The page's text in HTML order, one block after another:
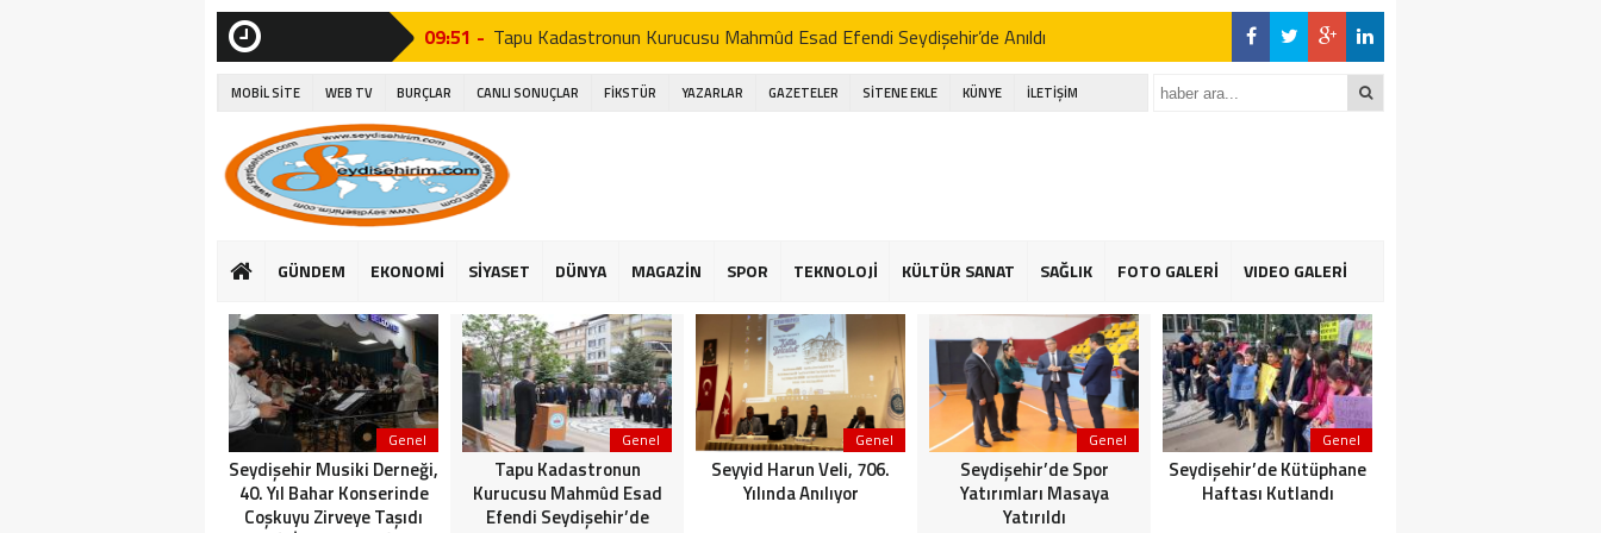
09:51 - Tapu Kadastronun Kurucusu Mahmûd Esad Efendi Seydişehir’de Anıldı
15:06 - Seyyid Harun Veli, 706. Yılında Anılıyor
15:27 -
14:26 - Seydişehir Belediye Başkanı Hasan Ustaoğlu, Gazetecilerle Buluştu
10:37 -
15:16 - Suğla gölünde Bereketli Balık sezonu: Avcılar da Kooperatif de Memnun
16:25 - Başkan Ustaoğlu gazetecilerle aynı sofrada buluştu
14:23 - Suğla Kapalı Havzası Bereketiyle Çiftçinin Yüzünü Güldürüyor
MOBİL SİTE WEB TV BURÇLAR CANLI SONUÇLAR FİKSTÜR YAZARLAR GAZETELER SİTENE EKLE KÜNYE İLETİŞİM
GÜNDEM EKONOMİ SİYASET DÜNYA MAGAZİN SPOR TEKNOLOJİ KÜLTÜR SANAT SAĞLIK FOTO GALERİ VIDEO GALERİ
Genel
Seydişehir Musiki Derneği,
40. Yıl Bahar Konserinde
Coşkuyu Zirveye Taşıdı
Genel
Tapu Kadastronun
Kurucusu Mahmûd Esad
Efendi Seydişehir’de
Genel
Seyyid Harun Veli, 706.
Yılında Anılıyor
Genel
Seydişehir’de Spor
Yatırımları Masaya
Yatırıldı
Genel
Seydişehir’de Kütüphane
Haftası Kutlandı